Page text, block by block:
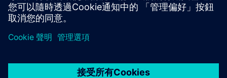
索取專屬報價